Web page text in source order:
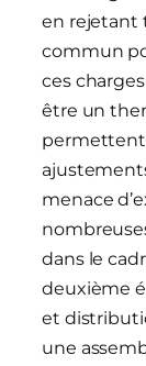
en rejetant
commun
ces
être un
permettent
menace
dans le
deuxième
et
une